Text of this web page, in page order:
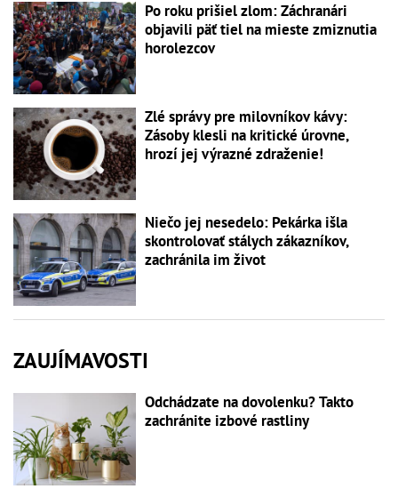
Po roku prišiel zlom: Záchranári
objavili päť tiel na mieste zmiznutia
horolezcov
Zlé správy pre milovníkov kávy:
Zásoby klesli na kritické úrovne,
hrozí jej výrazné zdraženie!
Niečo jej nesedelo: Pekárka išla
skontrolovať stálych zákazníkov,
zachránila im život
ZAUJÍMAVOSTI
Odchádzate na dovolenku? Takto
zachránite izbové rastliny